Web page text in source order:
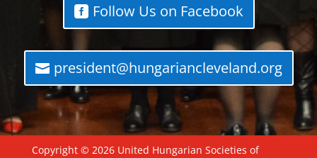
Follow Us on Facebook
president@hungariancleveland.org
Copyright © 2026 United Hungarian Societies of